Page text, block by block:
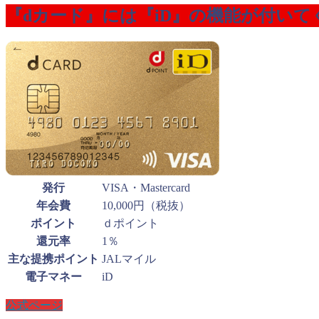
『dカード』には『iD』の機能が付いて
発行
VISA・Mastercard
年会費
10,000円（税抜）
ポイント
ｄポイント
還元率
1％
主な提携ポイント JALマイル
電子マネー
iD
公式ページ